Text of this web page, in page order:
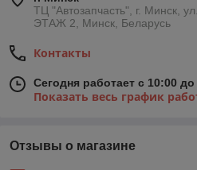
ТЦ "Автозапчасть", г. Минск,
ЭТАЖ 2, Минск, Беларусь
Контакты
Сегодня работает с 10:00 до
Показать весь график
Отзывы о магазине